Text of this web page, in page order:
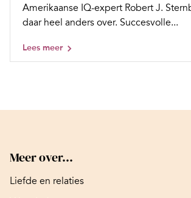
Amerikaanse IQ-expert Robert J.
daar heel anders over. Succesvolle...
Lees meer
Meer over...
Liefde en relaties